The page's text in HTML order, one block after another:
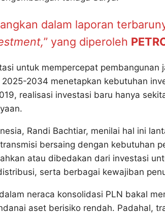
dalam laporan
” yang diperoleh
untuk mempercepat pembangunan
2034 menetapkan kebutuhan
realisasi investasi baru hanya
Randi Bachtiar, menilai hal ini
bersaing dengan kebutuhan
atau dibedakan dari investasi
serta berbagai kewajiban
neraca konsolidasi PLN bakal
aset berisiko rendah. Padahal,